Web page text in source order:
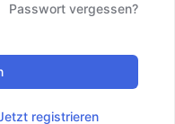
Passwort vergessen?
registrieren